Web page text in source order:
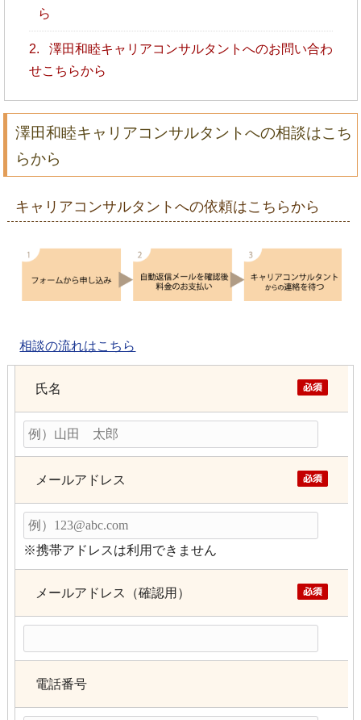
ら
2.
澤田和睦キャリアコンサルタントへのお問い合わ
せこちらから
澤田和睦キャリアコンサルタントへの相談はこち
らから
キャリアコンサルタントへの依頼はこちらから
相談の流れはこちら
氏名
メールアドレス
※携帯アドレスは利用できません
メールアドレス（確認用）
電話番号